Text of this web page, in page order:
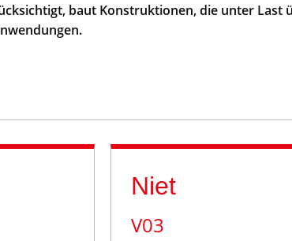
baut Konstruktionen, die unter Last
Niet
V03